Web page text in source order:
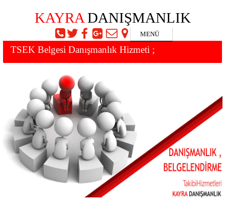
KAYRA DANIŞMANLIK
MENÜ
TSEK Belgesi Danışmanlık Hizmeti ;